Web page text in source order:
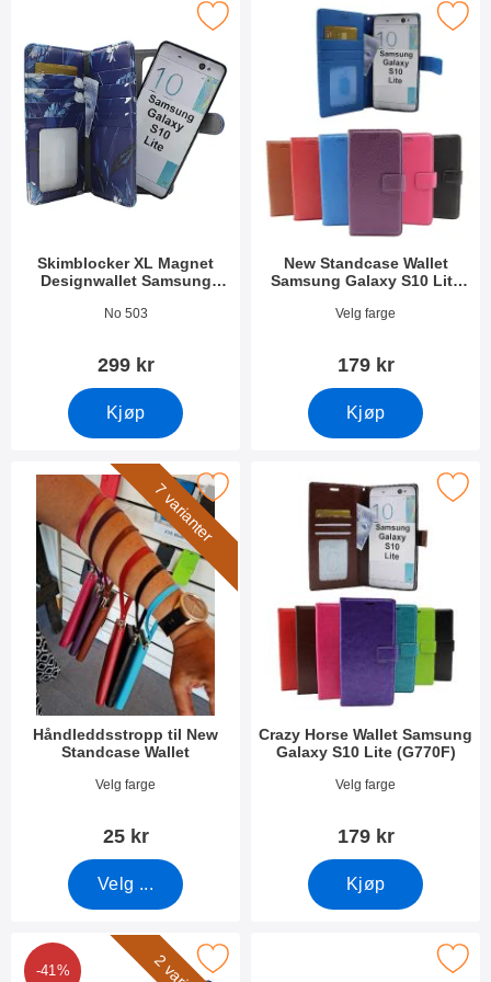
Skimblocker XL Magnet
Designwallet Samsung
Varenummer 35178
No 503
299 kr
Kjøp
Magnet Designwallet Samsung Galaxy S10 Lite (G770F)
New Standcase Wallet
Samsung Galaxy S10 Lite
Varenummer 35393
Velg farge
179 kr
Kjøp
Merk new Standcase Wallet Samsung
7 varianter
Håndleddsstropp til New
Standcase Wallet
Varenummer 40789
Velg farge
25 kr
Velg ...
håndleddsstropp til New Standcase Wallet som favoritt
Crazy Horse Wallet Samsung
Galaxy S10 Lite (G770F)
Varenummer 35392
Velg farge
179 kr
Kjøp
Merk crazy Horse Wallet Samsung
-41%
flipcase Samsung Galaxy S10 Lite (G770F) som favoritt
Merk skjermbeskyttelse av glass Samsung